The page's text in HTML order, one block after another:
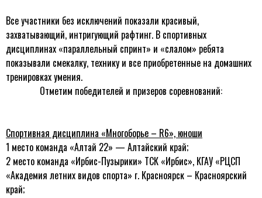
Все участники без исключений показали красивый,
захватывающий, интригующий рафтинг. В спортивных
дисциплинах «параллельный спринт» и «слалом» ребята
показывали смекалку, технику и все приобретенные на домашних
тренировках умения.
Отметим победителей и призеров соревнований:
Спортивная дисциплина «Многоборье – R6», юноши
1 место команда «Алтай 22» — Алтайский край;
2 место команда «Ирбис-Пузырики» ТСК «Ирбис», КГАУ «РЦСП
«Академия летних видов спорта» г. Красноярск – Красноярский
край;